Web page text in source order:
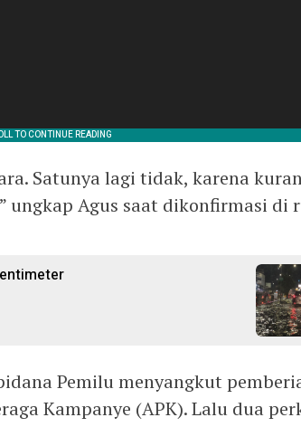
Satunya lagi tidak, karena
Agus saat dikonfirmasi di
Pemilu menyangkut
Kampanye (APK). Lalu dua